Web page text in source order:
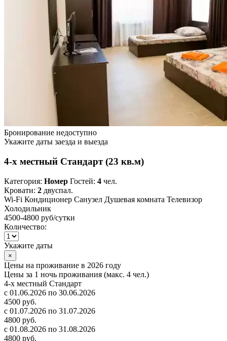
Бронирование недоступно
Укажите даты заезда и выезда
4-х местный Стандарт (23 кв.м)
Категория: Номер Гостей: 4 чел.
Кровати: 2 двуспал.
Wi-Fi Кондиционер Санузел Душевая комната Телевизор
Холодильник
4500-4800 руб/сутки
Количество:
Укажите даты
×
Цены на проживание в 2026 году
Цены за 1 ночь проживания (макс. 4 чел.)
4-х местный Стандарт
с 01.06.2026 по 30.06.2026
4500 руб.
с 01.07.2026 по 31.07.2026
4800 руб.
с 01.08.2026 по 31.08.2026
4800 руб.